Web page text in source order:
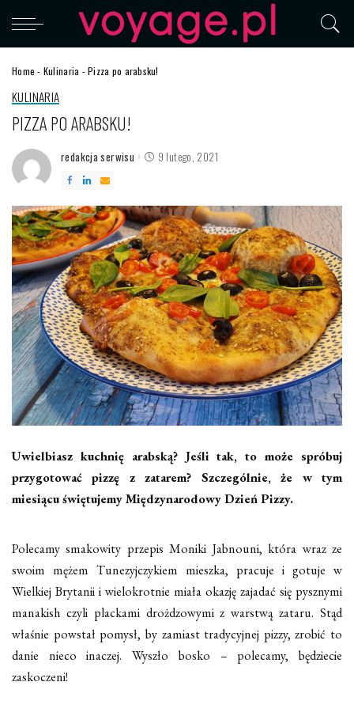
Home - Kulinaria -Pizza po arabsku!
KULINARIA
PIZZA PO ARABSKU!
Posted
redakcja serwisu 9 lutego, 2021
Uwielbiasz kuchnię arabską? Jeśli tak, to może spróbuj
przygotować pizzę z zatarem? Szczególnie, że w tym
miesiącu świętujemy Międzynarodowy Dzień Pizzy.
Polecamy smakowity przepis Moniki Jabnouni, która wraz ze
swoim mężem Tunezyjczykiem mieszka, pracuje i gotuje w
Wielkiej Brytanii i wielokrotnie miała okazję zajadać się pysznymi
manakish czyli plackami drożdzowymi z warstwą zataru. Stąd
właśnie powstał pomysł, by zamiast tradycyjnej pizzy, zrobić to
danie nieco inaczej. Wyszło bosko – polecamy, będziecie
zaskoczeni!